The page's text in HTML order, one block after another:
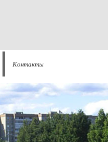
Контакты